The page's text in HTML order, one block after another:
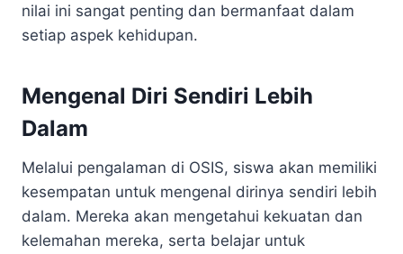
nilai ini sangat penting dan bermanfaat dalam
setiap aspek kehidupan.
Mengenal Diri Sendiri Lebih
Dalam
Melalui pengalaman di OSIS, siswa akan memiliki
kesempatan untuk mengenal dirinya sendiri lebih
dalam. Mereka akan mengetahui kekuatan dan
kelemahan mereka, serta belajar untuk